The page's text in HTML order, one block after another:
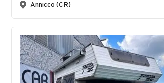
Annicco (CR)